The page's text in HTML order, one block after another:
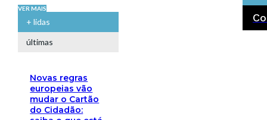
VER MAIS
+ lidas
últimas
Novas regras
europeias vão
mudar o Cartão
do Cidadão: